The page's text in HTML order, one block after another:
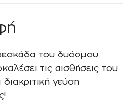
του δυόσμου
τις αισθήσεις του
γεύση